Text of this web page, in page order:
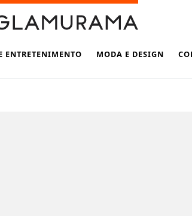
ENTRETENIMENTO MODA E DESIGN